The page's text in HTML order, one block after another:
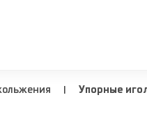
| Упорные